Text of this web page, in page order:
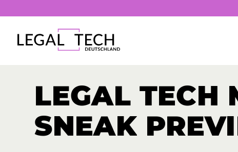
LEGAL TECH
SNEAK